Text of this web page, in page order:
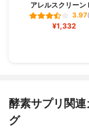
アレルスクリーン
3.97
¥1,332
酵素サプリ関
グ